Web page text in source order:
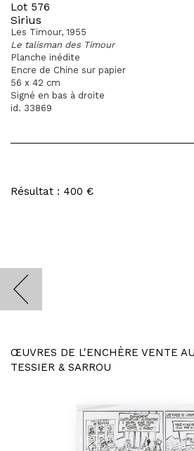
Lot 576
Sirius
Les Timour, 1955
Le talisman des Timour
Planche inédite
Encre de Chine sur papier
56 x 42 cm
Signé en bas à droite
id. 33869
Résultat : 400 €
ŒUVRES DE L'ENCHÈRE VENTE
TESSIER & SARROU